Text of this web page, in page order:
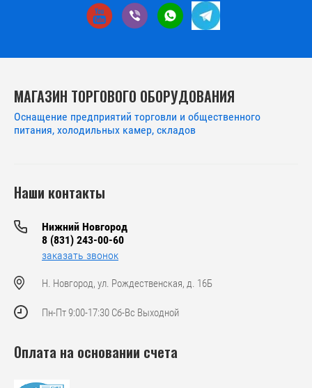
МАГАЗИН ТОРГОВОГО ОБОРУДОВАНИЯ
Оснащение предприятий торговли и общественного
питания, холодильных камер, складов
Наши контакты
Нижний Новгород
8 (831) 243-00-60
заказать звонок
Н. Новгород, ул. Рождественская, д. 16Б
Пн-Пт 9:00-17:30 Сб-Вс Выходной
Оплата на основании счета